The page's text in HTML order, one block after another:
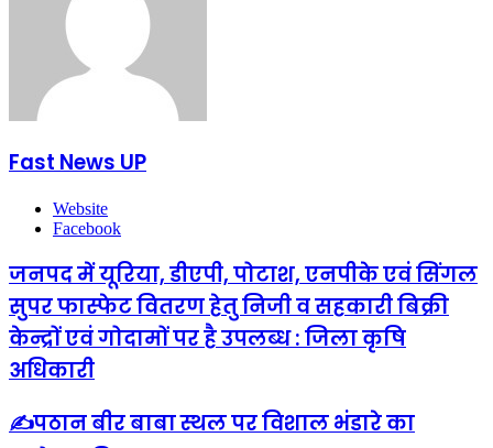
Fast News UP
Website
Facebook
जनपद में यूरिया, डीएपी, पोटाश, एनपीके एवं सिंगल
सुपर फास्फेट वितरण हेतु निजी व सहकारी बिक्री
केन्द्रों एवं गोदामों पर है उपलब्ध : जिला कृषि
अधिकारी
✍️पठान बीर बाबा स्थल पर विशाल भंडारे का